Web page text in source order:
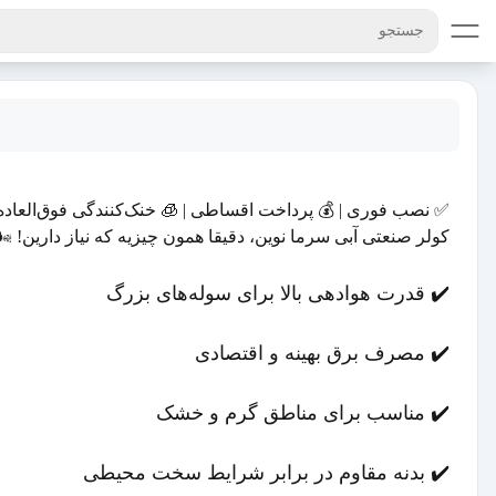
جستجو
✅ نصب فوری | 💰 پرداخت اقساطی | 🧊 خنک‌کنندگی
کولر صنعتی آبی سرما نوین، دقیقا همون چیزیه که نیاز
✔️ قدرت هوادهی بالا برای سوله‌های بزرگ
✔️ مصرف برق بهینه و اقتصادی
✔️ مناسب برای مناطق گرم و خشک
✔️ بدنه مقاوم در برابر شرایط سخت محیطی